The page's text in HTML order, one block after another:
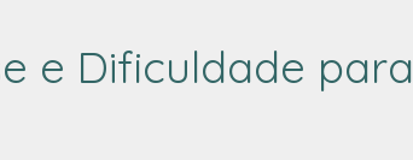
e Dificuldade para